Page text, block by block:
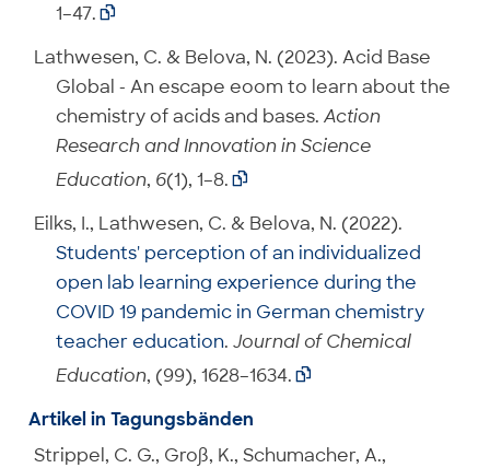
1–47. 
Lathwesen, C. & Belova, N. (2023). Acid Base
Global - An escape eoom to learn about the
chemistry of acids and bases. Action
Research and Innovation in Science
Education, 6(1), 1–8. 
Eilks, I., Lathwesen, C. & Belova, N. (2022).
Students' perception of an individualized
open lab learning experience during the
COVID 19 pandemic in German chemistry
teacher education. Journal of Chemical
Education, (99), 1628–1634. 
Artikel in Tagungsbänden
Strippel, C. G., Groß, K., Schumacher, A.,